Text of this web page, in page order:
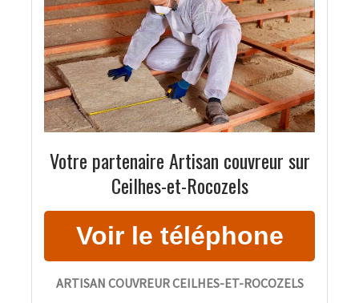
Votre partenaire Artisan couvreur sur
Ceilhes-et-Rocozels
ARTISAN COUVREUR CEILHES-ET-ROCOZELS